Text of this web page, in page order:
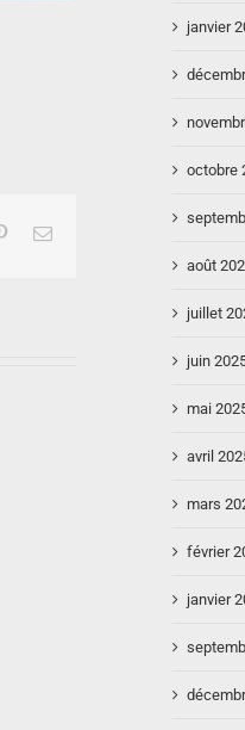
PinterestEmail
janvier
octobre
août
juillet
juin
mai
avril
mars
février
janvier